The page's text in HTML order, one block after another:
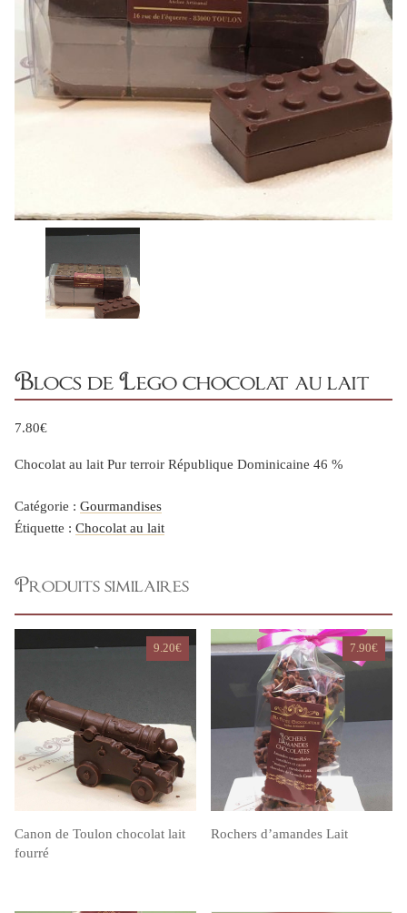
Blocs de Lego chocolat au lait
7.80€
Chocolat au lait Pur terroir République Dominicaine 46 %
Catégorie : Gourmandises
Étiquette : Chocolat au lait
Produits similaires
Canon de Toulon chocolat lait
fourré
9.20€
Rochers d’amandes Lait
7.90€